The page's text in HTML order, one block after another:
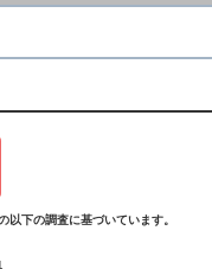
以下の調査に基づいています。